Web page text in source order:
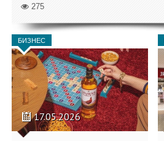
275
БИЗНЕС
17.05.2026